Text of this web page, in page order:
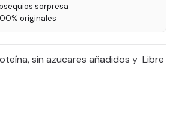
sorpresa
originales
sin azucares añadidos y Libre